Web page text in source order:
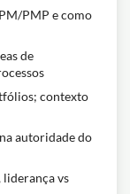
PMP e como
de
contexto
autoridade do
liderança vs